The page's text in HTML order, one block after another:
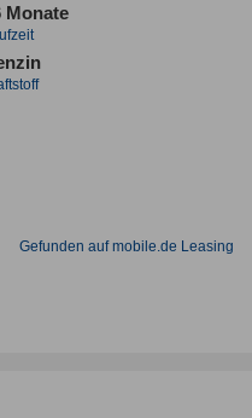
Monate
Gefunden auf mobile.de Leasing